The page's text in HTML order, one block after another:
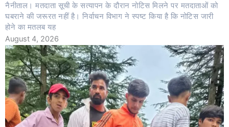
नैनीताल। मतदाता सूची के सत्यापन के दौरान नोटिस मिलने पर मतदाताओं को
घबराने की जरूरत नहीं है। निर्वाचन विभाग ने स्पष्ट किया है कि नोटिस जारी
होने का मतलब यह
August 4, 2026